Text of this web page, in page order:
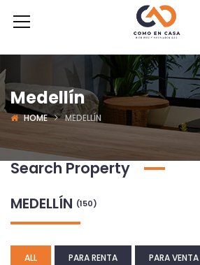
Medellín
HOME MEDELLÍN
Search Property
MEDELLÍN (150)
ALL PARA RENTA PARA VENTA